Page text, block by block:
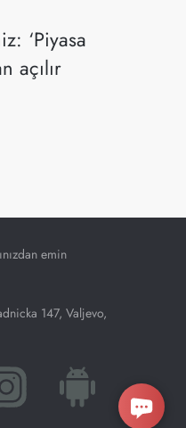
‘Piyasa
açılır
emin
147, Valjevo,